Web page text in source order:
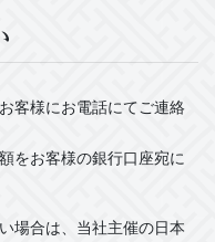
客様にお電話にてご連絡
をお客様の銀行口座宛に
場合は、当社主催の日本